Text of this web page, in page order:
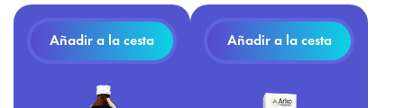
Añadir a la cesta Añadir a la cesta